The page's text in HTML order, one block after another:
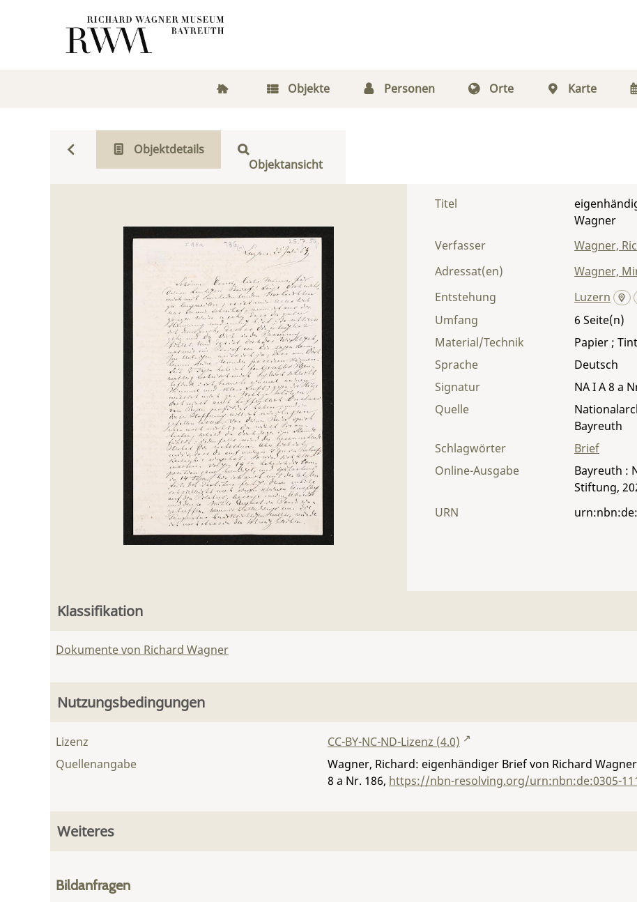
Objekte Personen Orte Karte
Objektdetails
Objektansicht
Titel
Wagner
Verfasser
Wagner,
Adressat(en)
Wagner,
Entstehung
Luzern
Umfang
6
Material/Technik
Papier ;
Sprache
Deutsch
Signatur
NA I A 8 a
Quelle
Bayreuth
Schlagwörter
Brief
Online-Ausgabe
Bayreuth :
Stiftung,
URN
Klassifikation
Dokumente von Richard Wagner
Nutzungsbedingungen
Lizenz
CC-BY-NC-ND-Lizenz (4.0)
Quellenangabe
Wagner, Richard: eigenhändiger Brief von Richard
8 a Nr. 186, https://nbn-resolving.org/urn:nbn:de:0305-
Weiteres
Bildanfragen